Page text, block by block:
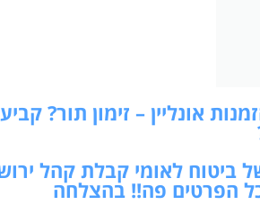
אונליין – זימון תור?
ביטוח לאומי קבלת קהל
כל הפרטים פה!! בהצלחה